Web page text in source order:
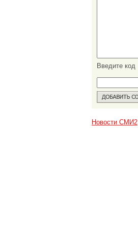
Введите код
Новости СМИ2